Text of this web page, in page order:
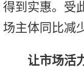
得到实惠。受
场主体同比减
让市场活